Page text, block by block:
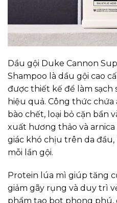
Dầu gội Duke Cannon
Shampoo là dầu gội cao
được thiết kế để làm sạch
hiệu quả. Công thức
bào chết, loại bỏ cặn bẩn
xuất hương thảo và
giác khó chịu trên da đầu,
mỗi lần gội.
Protein lúa mì giúp tăng
giảm gãy rụng và duy trì
phẩm tạo bọt phong phú,